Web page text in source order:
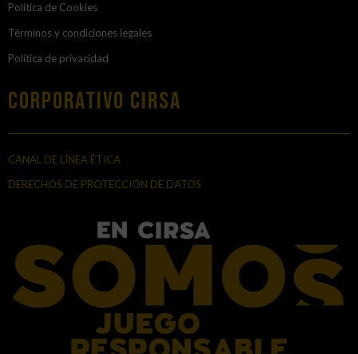
Política de Cookies
Términos y condiciones legales
Política de privacidad
Corporativo Cirsa
CANAL DE LÍNEA ÉTICA
DERECHOS DE PROTECCIÓN DE DATOS